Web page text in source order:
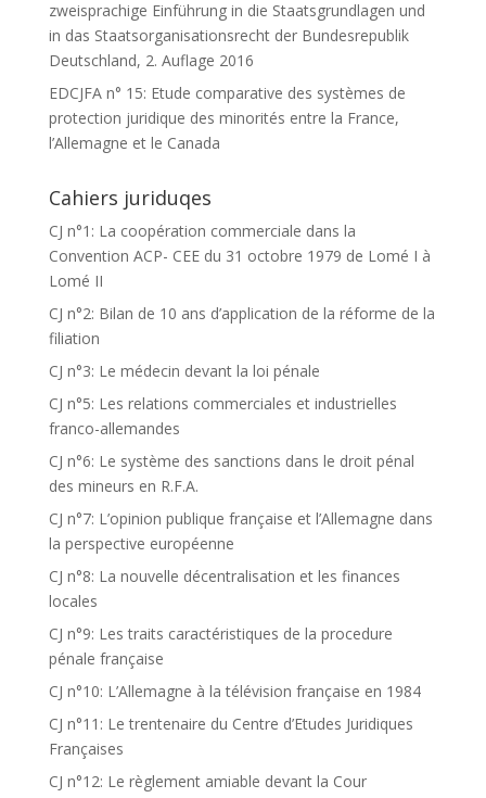
zweisprachige Einführung in die Staatsgrundlagen und
in das Staatsorganisationsrecht der Bundesrepublik
Deutschland, 2. Auflage 2016
EDCJFA n° 15: Etude comparative des systèmes de
protection juridique des minorités entre la France,
l’Allemagne et le Canada
Cahiers juriduqes
CJ n°1: La coopération commerciale dans la
Convention ACP- CEE du 31 octobre 1979 de Lomé I à
Lomé II
CJ n°2: Bilan de 10 ans d’application de la réforme de la
filiation
CJ n°3: Le médecin devant la loi pénale
CJ n°5: Les relations commerciales et industrielles
franco-allemandes
CJ n°6: Le système des sanctions dans le droit pénal
des mineurs en R.F.A.
CJ n°7: L’opinion publique française et l’Allemagne dans
la perspective européenne
CJ n°8: La nouvelle décentralisation et les finances
locales
CJ n°9: Les traits caractéristiques de la procedure
pénale française
CJ n°10: L’Allemagne à la télévision française en 1984
CJ n°11: Le trentenaire du Centre d’Etudes Juridiques
Françaises
CJ n°12: Le règlement amiable devant la Cour